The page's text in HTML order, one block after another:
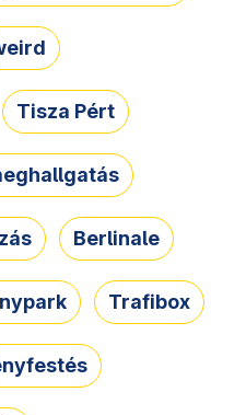
Tisza Pért
Berlinale
Trafibox